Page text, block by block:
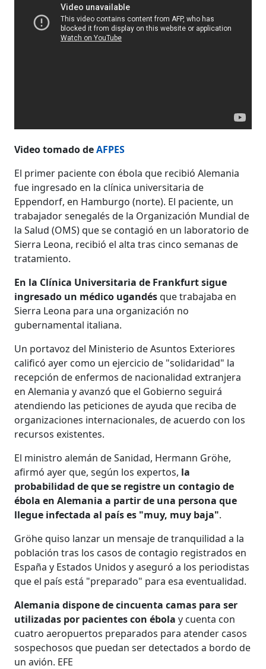
Video tomado deAFPES
El primer paciente con ébola que recibió Alemania
fue ingresado en la clínica universitaria de
Eppendorf, en Hamburgo (norte). El paciente, un
trabajador senegalés de la Organización Mundial de
la Salud (OMS) que se contagió en un laboratorio de
Sierra Leona, recibió el alta tras cinco semanas de
tratamiento.
En la Clínica Universitaria de Frankfurt sigue
ingresado un médico ugandésque trabajaba en
Sierra Leona para una organización no
gubernamental italiana.
Un portavoz del Ministerio de Asuntos Exteriores
calificó ayer como un ejercicio de "solidaridad" la
recepción de enfermos de nacionalidad extranjera
en Alemania y avanzó que el Gobierno seguirá
atendiendo las peticiones de ayuda que reciba de
organizaciones internacionales, de acuerdo con los
recursos existentes.
El ministro alemán de Sanidad, Hermann Gröhe,
afirmó ayer que, según los expertos, la
probabilidad de que se registre un contagio de
ébola en Alemania a partir de una persona que
llegue infectada al país es "muy, muy baja".
Gröhe quiso lanzar un mensaje de tranquilidad a la
población tras los casos de contagio registrados en
España y Estados Unidos y aseguró a los periodistas
que el país está "preparado" para esa eventualidad.
Alemania dispone de cincuenta camas para ser
utilizadas por pacientes con ébola y cuenta con
cuatro aeropuertos preparados para atender casos
sospechosos que puedan ser detectados a bordo de
un avión. EFE